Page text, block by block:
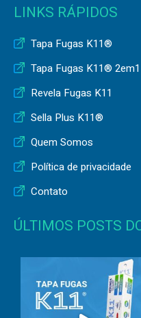
LINKS RÁPIDOS
Tapa Fugas K11®
Tapa Fugas K11® 2em1
Revela Fugas K11
Sella Plus K11®
Quem Somos
Política de privacidade
Contato
ÚLTIMOS POSTS